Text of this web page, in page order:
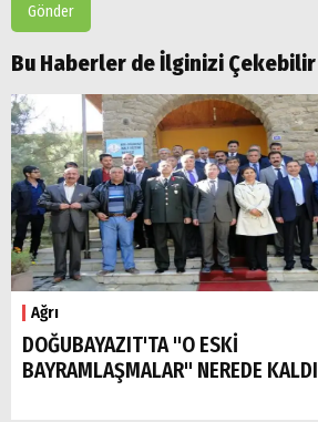
Gönder
Bu Haberler de İlginizi Çekebilir
Ağrı
DOĞUBAYAZIT'TA "O ESKİ
BAYRAMLAŞMALAR" NEREDE KALDI